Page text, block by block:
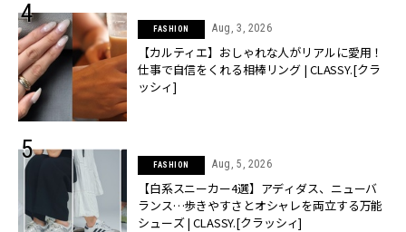
FASHION Aug, 3, 2026
【カルティエ】おしゃれな人がリアルに愛用！
仕事で自信をくれる相棒リング | CLASSY.[クラ
ッシィ]
FASHION Aug, 5, 2026
【白系スニーカー4選】アディダス、ニューバ
ランス…歩きやすさとオシャレを両立する万能
シューズ | CLASSY.[クラッシィ]